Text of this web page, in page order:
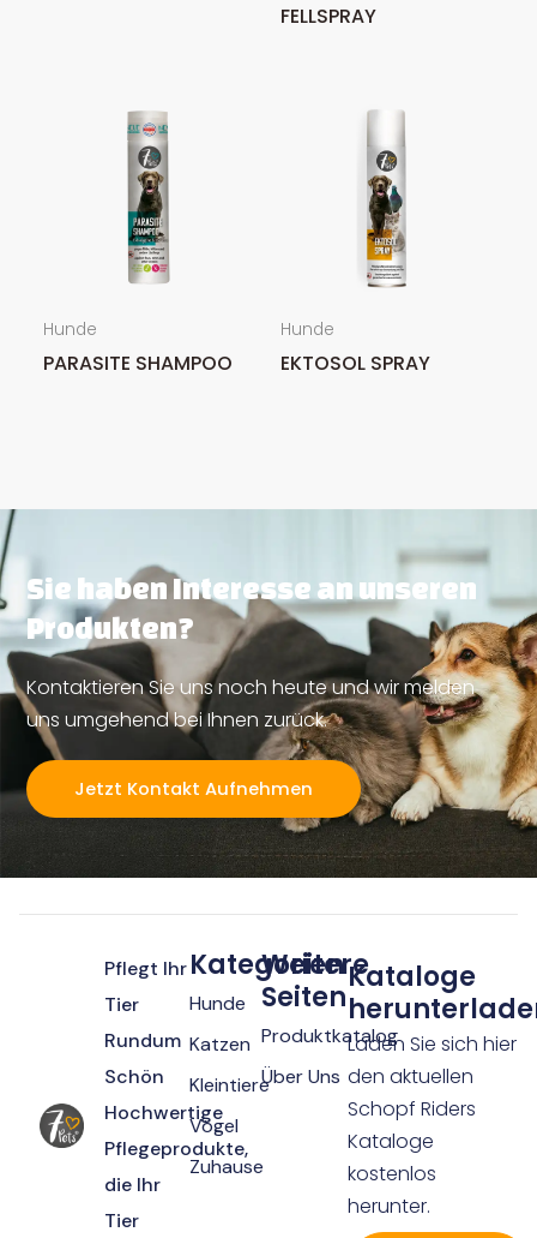
FELLSPRAY
Hunde
PARASITE SHAMPOO
Hunde
EKTOSOL SPRAY
Sie haben Interesse an unseren
Produkten?
Kontaktieren Sie uns noch heute und wir melden
uns umgehend bei Ihnen zurück.
Jetzt Kontakt Aufnehmen
Pflegt Ihr
Tier
Rundum
Schön
Hochwertige
Pflegeprodukte,
die Ihr
Tier
Kategorien
Hunde
Katzen
Kleintiere
Vögel
Zuhause
Weitere
Seiten
Produktkatalog
Über Uns
Kataloge
Laden Sie sich hier
den aktuellen
Schopf Riders
Kataloge
kostenlos
herunter.